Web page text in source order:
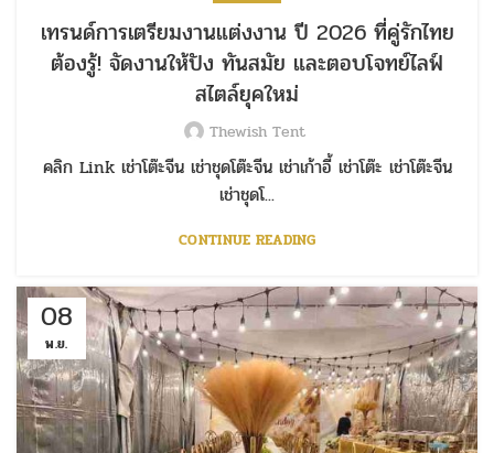
เทรนด์การเตรียมงานแต่งงาน ปี 2026 ที่คู่รักไทย
ต้องรู้! จัดงานให้ปัง ทันสมัย และตอบโจทย์ไลฟ์
สไตล์ยุคใหม่
Thewish Tent
คลิก Link เช่าโต๊ะจีน เช่าชุดโต๊ะจีน เช่าเก้าอี้ เช่าโต๊ะ เช่าโต๊ะจีน
เช่าชุดโ...
CONTINUE READING
08
พ.ย.